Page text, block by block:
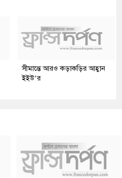
সীমান্তে আরও কড়াকড়ির আহ্বান
ইইউ’র